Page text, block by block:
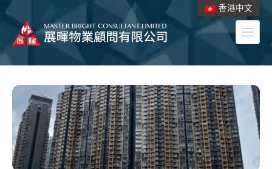
香港中文